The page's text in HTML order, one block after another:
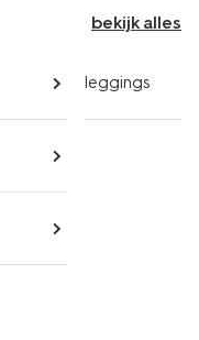
bekijk alles
leggings